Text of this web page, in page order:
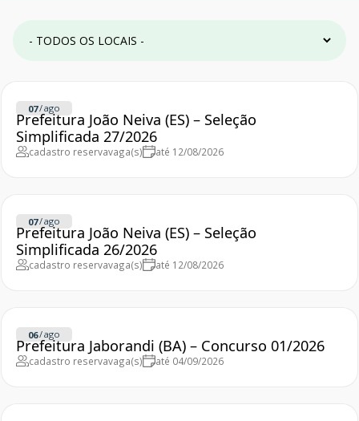
07/ago
Prefeitura João Neiva (ES) – Seleção
Simplificada 27/2026
cadastro reservavaga(s) até 12/08/2026
07/ago
Prefeitura João Neiva (ES) – Seleção
Simplificada 26/2026
cadastro reservavaga(s) até 12/08/2026
06/ago
Prefeitura Jaborandi (BA) – Concurso 01/2026
cadastro reservavaga(s) até 04/09/2026